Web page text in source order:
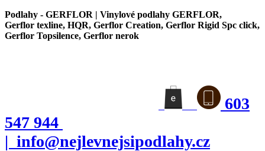
Podlahy - GERFLOR | Vinylové podlahy GERFLOR,
Gerflor texline, HQR, Gerflor Creation, Gerflor Rigid Spc click,
Gerflor Topsilence, Gerflor nerok
603
547 944
| info@nejlevnejsipodlahy.cz